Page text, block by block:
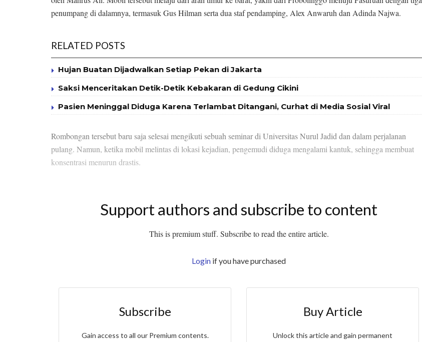
penumpang di dalamnya, termasuk Gus Hilman serta dua staf pendamping, Alex Anwaruh dan Adinda Najwa.
RELATED POSTS
Hujan Buatan Dijadwalkan Setiap Pekan di Jakarta
Saksi Menceritakan Detik-Detik Kebakaran di Gedung Cikini
Pasien Meninggal Diduga Karena Terlambat Ditangani, Curhat di Media Sosial Viral
Rombongan tersebut baru saja selesai mengikuti sebuah seminar di Universitas Nurul Jadid dan dalam perjalanan
pulang. Namun, ketika mobil melintas di lokasi kejadian, pengemudi diduga mengalami kantuk, sehingga membuat
konsentrasi menurun drastis.
Support authors and subscribe to content
This is premium stuff. Subscribe to read the entire article.
Login if you have purchased
Subscribe
Gain access to all our Premium contents.
Buy Article
Unlock this article and gain permanent